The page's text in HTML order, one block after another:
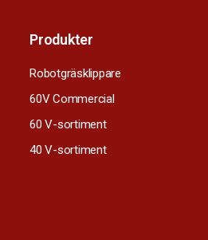
Produkter
Robotgräsklippare
60V Commercial
60 V-sortiment
40 V-sortiment